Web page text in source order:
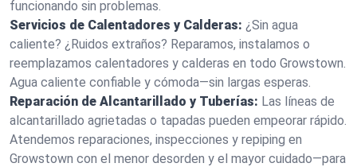
funcionando sin problemas.
Servicios de Calentadores y Calderas: ¿Sin agua
caliente? ¿Ruidos extraños? Reparamos, instalamos o
reemplazamos calentadores y calderas en todo Growstown.
Agua caliente confiable y cómoda—sin largas esperas.
Reparación de Alcantarillado y Tuberías: Las líneas de
alcantarillado agrietadas o tapadas pueden empeorar rápido.
Atendemos reparaciones, inspecciones y repiping en
Growstown con el menor desorden y el mayor cuidado—para